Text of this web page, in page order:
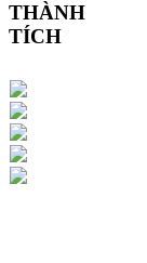
THÀNH
TÍCH